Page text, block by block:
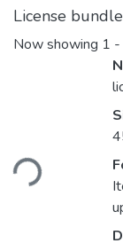
License bundle
Now showing 1
Loading...